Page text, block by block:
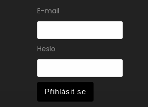
E-mail
Heslo
Přihlásit se